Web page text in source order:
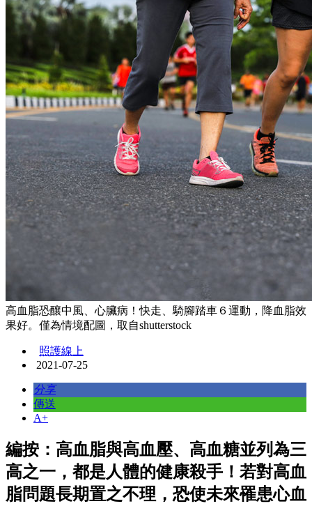
高血脂恐釀中風、心臟病！快走、騎腳踏車６運動，降血脂效
果好。僅為情境配圖，取自shutterstock
照護線上
2021-07-25
分享
傳送
A+
編按：高血脂與高血壓、高血糖並列為三
高之一，都是人體的健康殺手！若對高血
脂問題長期置之不理，恐使未來罹患心血